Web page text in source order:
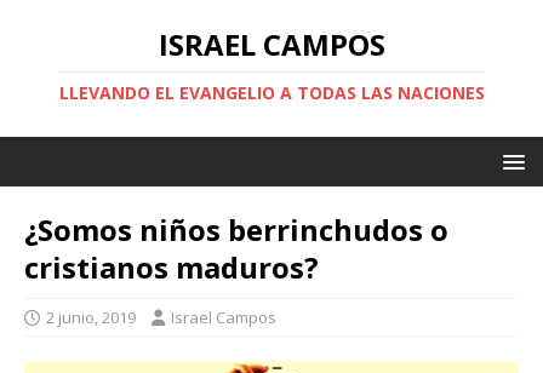
ISRAEL CAMPOS
LLEVANDO EL EVANGELIO A TODAS LAS NACIONES
¿Somos niños berrinchudos o
cristianos maduros?
2 junio, 2019 Israel Campos